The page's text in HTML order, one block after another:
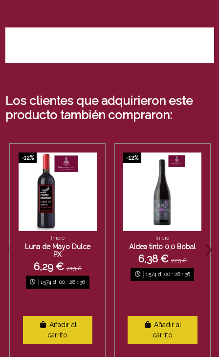
Los clientes que adquirieron este
producto también compraron:
-12%
Inicio
Luna de Mayo Dulce
PX
6,29 € 7,15 €
1574 d. 00 :28 :36
Añadir al
carrito
-12%
Inicio
Aldea tinto 0,0 Bobal
6,38 €7,25 €
1574d. 00: 28: 36
Añadir al
carrito